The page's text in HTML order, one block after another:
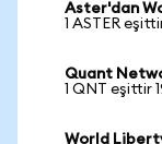
Aster'dan
1 ASTER
Quant
1 QNT eşittir
World